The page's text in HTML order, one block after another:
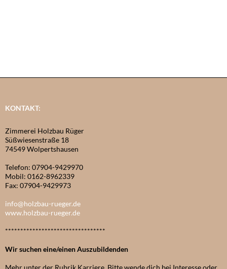
KONTAKT:
Zimmerei Holzbau Rüger
Süßwiesenstraße 18
74549 Wolpertshausen
Telefon: 07904-9429970
Mobil: 0162-8962339
Fax: 07904-9429973
info@holzbau-rueger.de
www.holzbau-rueger.de
*********************************
Wir suchen eine/einen Auszubildenden
Mehr unter der Rubrik Karriere. Bitte wende dich bei Interesse oder